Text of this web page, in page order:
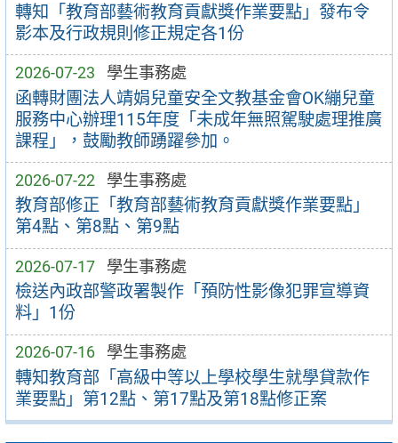
轉知「教育部藝術教育貢獻獎作業要點」發布令
影本及行政規則修正規定各1份
2026-07-23 學生事務處
函轉財團法人靖娟兒童安全文教基金會OK繃兒童
服務中心辦理115年度「未成年無照駕駛處理推廣
課程」，鼓勵教師踴躍參加。
2026-07-22 學生事務處
教育部修正「教育部藝術教育貢獻獎作業要點」
第4點、第8點、第9點
2026-07-17 學生事務處
檢送內政部警政署製作「預防性影像犯罪宣導資
料」1份
2026-07-16 學生事務處
轉知教育部「高級中等以上學校學生就學貸款作
業要點」第12點、第17點及第18點修正案